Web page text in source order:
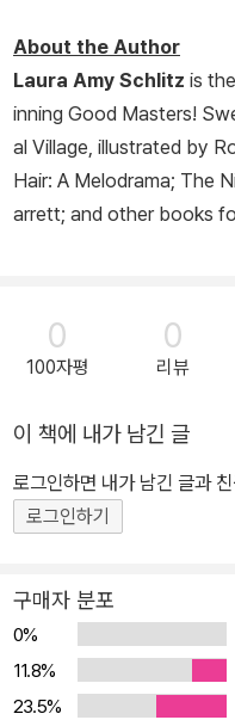
About the Author
Laura Amy Schlitz is
inning Good Masters!
al Village, illustrated by
Hair: A Melodrama; The
arrett; and other books
0
100자평
0
리뷰
이 책에 내가 남긴 글
로그인하면 내가 남긴 글과
로그인하기
구매자 분포
0%
11.8%
23.5%